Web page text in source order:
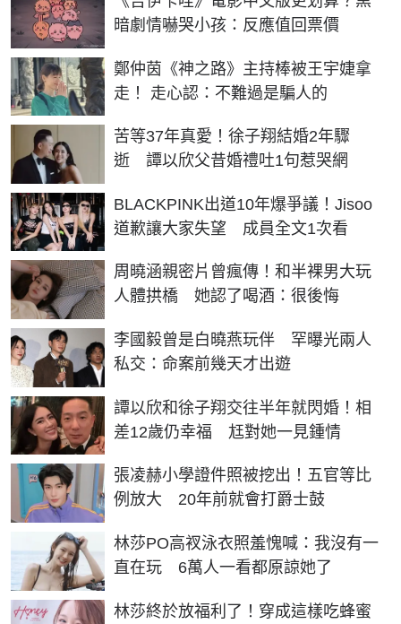
暗劇情嚇哭小孩：反應值回票價
鄭仲茵《神之路》主持棒被王宇婕拿
走！ 走心認：不難過是騙人的
苦等37年真愛！徐子翔結婚2年驟
逝 譚以欣父昔婚禮吐1句惹哭網
BLACKPINK出道10年爆爭議！Jisoo
道歉讓大家失望 成員全文1次看
周曉涵親密片曾瘋傳！和半裸男大玩
人體拱橋 她認了喝酒：很後悔
李國毅曾是白曉燕玩伴 罕曝光兩人
私交：命案前幾天才出遊
譚以欣和徐子翔交往半年就閃婚！相
差12歲仍幸福 尪對她一見鍾情
張凌赫小學證件照被挖出！五官等比
例放大 20年前就會打爵士鼓
林莎PO高衩泳衣照羞愧喊：我沒有一
直在玩 6萬人一看都原諒她了
林莎終於放福利了！穿成這樣吃蜂蜜